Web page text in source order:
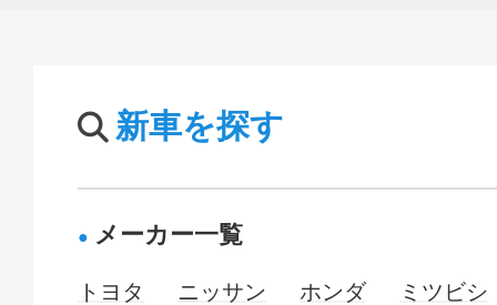
新車を探す
メーカー一覧
トヨタ ニッサン ホンダ
ミツビシ